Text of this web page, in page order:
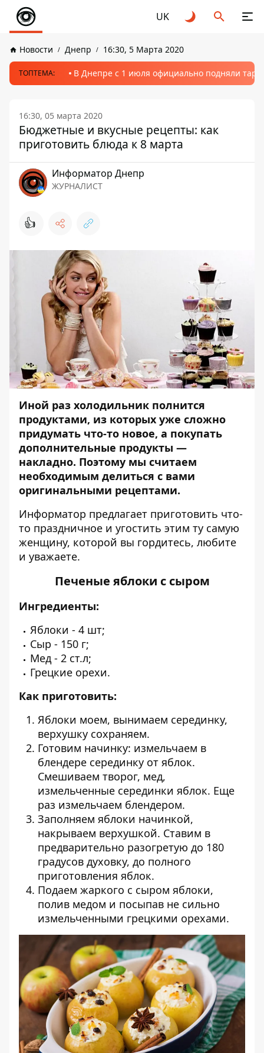
UK
Новости Днепр 16:30, 5 Марта 2020
ТОПТЕМА: В Днепре с 1 июля официально подняли
16:30, 05 марта 2020
Бюджетные и вкусные рецепты: как
приготовить блюда к 8 марта
Информатор Днепр
ЖУРНАЛИСТ
👍
Иной раз холодильник полнится
продуктами, из которых уже сложно
придумать что-то новое, а покупать
дополнительные продукты —
накладно. Поэтому мы считаем
необходимым делиться с вами
оригинальными рецептами.
Информатор предлагает приготовить что-
то праздничное и угостить этим ту самую
женщину, которой вы гордитесь, любите
и уважаете.
Печеные яблоки с сыром
Ингредиенты:
Яблоки - 4 шт;
Сыр - 150 г;
Мед - 2 ст.л;
Грецкие орехи.
Как приготовить:
Яблоки моем, вынимаем серединку,
верхушку сохраняем.
Готовим начинку: измельчаем в
блендере серединку от яблок.
Смешиваем творог, мед,
измельченные серединки яблок. Еще
раз измельчаем блендером.
Заполняем яблоки начинкой,
накрываем верхушкой. Ставим в
предварительно разогретую до 180
градусов духовку, до полного
приготовления яблок.
Подаем жаркого с сыром яблоки,
полив медом и посыпав не сильно
измельченными грецкими орехами.